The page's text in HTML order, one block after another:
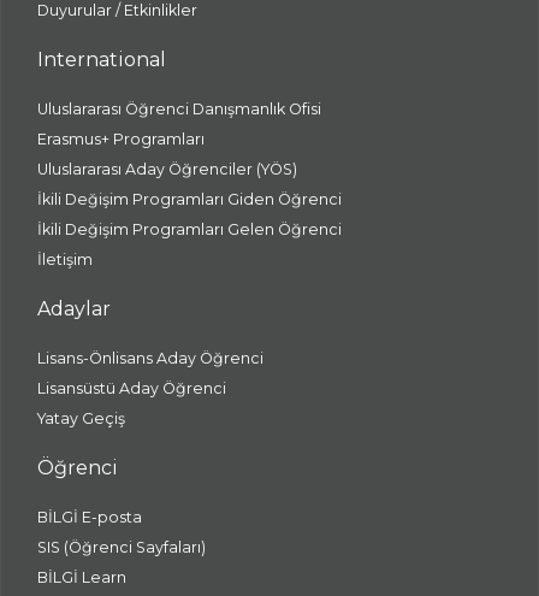
Duyurular / Etkinlikler
International
Uluslararası Öğrenci Danışmanlık Ofisi
Erasmus+ Programları
Uluslararası Aday Öğrenciler (YÖS)
İkili Değişim Programları Giden Öğrenci
İkili Değişim Programları Gelen Öğrenci
İletişim
Adaylar
Lisans-Önlisans Aday Öğrenci
Lisansüstü Aday Öğrenci
Yatay Geçiş
Öğrenci
BİLGİ E-posta
SIS (Öğrenci Sayfaları)
BİLGİ Learn